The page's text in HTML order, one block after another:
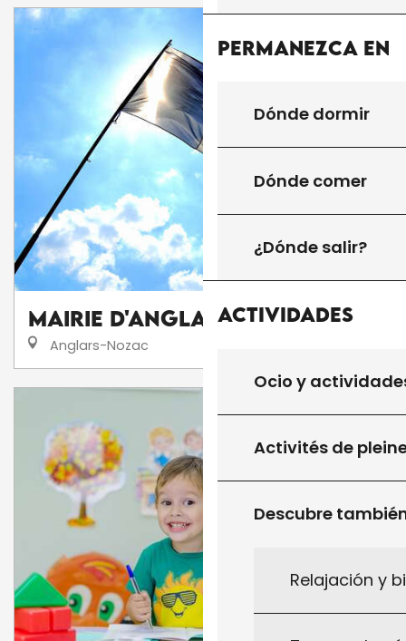
Permanezca en
Dónde dormir
Dónde comer
¿Dónde salir?
Actividades
Ocio y
Activités de
Descubre
Relajación y
Mairie d'Anglars-Nozac
Anglars-Nozac